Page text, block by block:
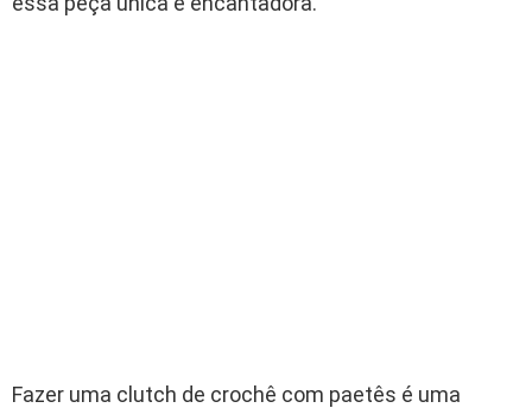
Fazer uma clutch de crochê com paetês é uma